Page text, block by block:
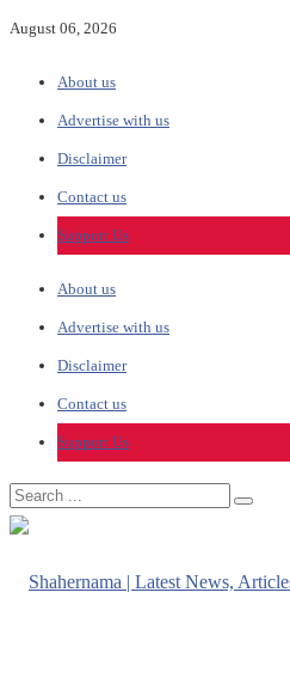
August 06, 2026
About us
Advertise with us
Disclaimer
Contact us
Support Us
About us
Advertise with us
Disclaimer
Contact us
Support Us